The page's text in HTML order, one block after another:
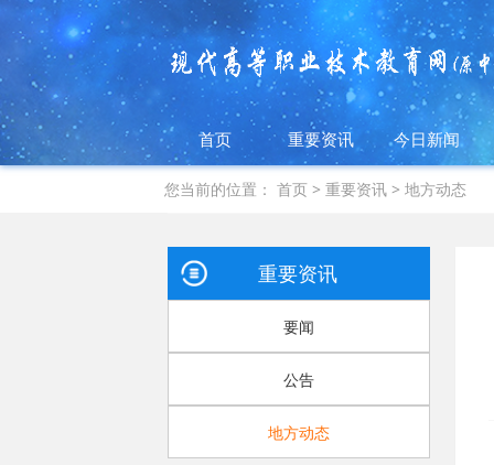
首页 重要资讯 今日新闻
您当前的位置：首页 >重要资讯 >地方动态
重要资讯
要闻
公告
地方动态